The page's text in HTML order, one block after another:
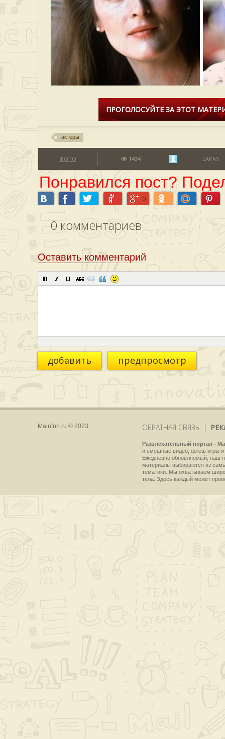
ПРОГОЛОСУЙТЕ ЗА ЭТОТ
актеры
ФОТО 1434 LAPAS
Понравился пост?
0
0 комментариев
Оставить комментарий
добавить предпросмотр
Mainfun.ru © 2023 ОБРАТНАЯ СВЯЗЬ
Развлекательный портал -
и смешные видео, флеш игры и
Ежедневно обновляемый, наш
материалы выбираются из
тематики. Мы охватываем
тела. Здесь каждый может